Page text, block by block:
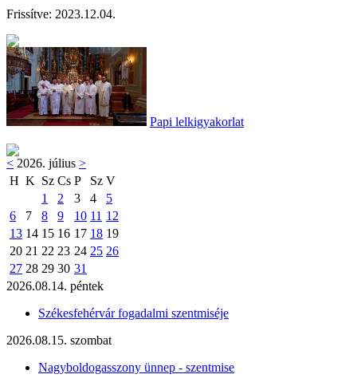
Frissítve: 2023.12.04.
Papi lelkigyakorlat
< 2026. július >
H K Sz Cs P Sz V
1
2 3 4
5
6
7 8 9 10 11 12
13 14 15 16 17 18 19
20 21 22 23 24 25 26
27 28 29 30 31
2026.08.14. péntek
Székesfehérvár fogadalmi szentmiséje
2026.08.15. szombat
Nagyboldogasszony ünnep - szentmise